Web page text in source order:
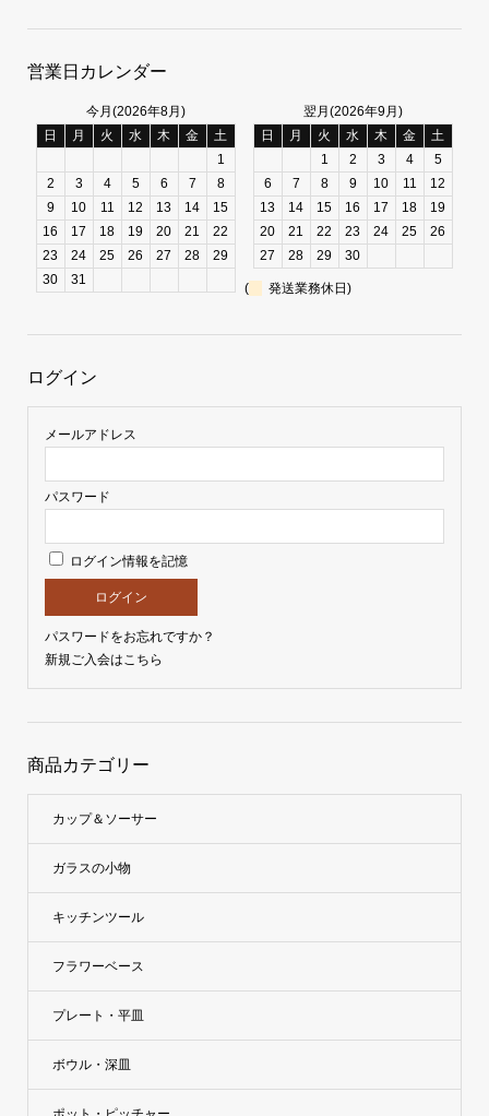
営業日カレンダー
今月(2026年8月)
日
月 火 水 木 金
土
1
2
3 4 5 6 7
8
9
10 11 12 13 14
15
16
17 18 19 20 21
22
23
24 25 26 27 28
29
30
31
翌月(2026年9月)
日
月 火 水 木 金
土
1
2 3 4
5
6
7 8 9 10 11
12
13
14 15 16 17 18
19
20
21 22 23 24 25
26
27
28 29 30
( 発送業務休日)
ログイン
メールアドレス
パスワード
ログイン情報を記憶
パスワードをお忘れですか？
新規ご入会はこちら
商品カテゴリー
カップ＆ソーサー
ガラスの小物
キッチンツール
フラワーベース
プレート・平皿
ボウル・深皿